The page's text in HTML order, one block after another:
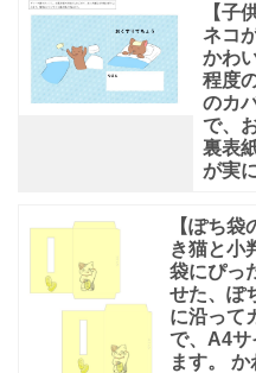
【子
ネコ
かわ
程度
のカ
で、
裏表
が実
【ぽち
き猫と小
袋にぴっ
せた、ぽ
に沿って
で、A4サ
ます。 か